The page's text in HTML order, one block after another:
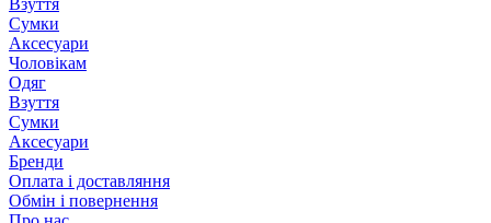
Взуття
Сумки
Аксесуари
Чоловікам
Одяг
Взуття
Сумки
Аксесуари
Бренди
Оплата і доставляння
Обмін і повернення